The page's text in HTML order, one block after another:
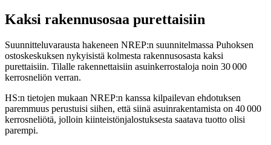
Kaksi rakennusosaa purettaisiin
Suunnitteluvarausta hakeneen NREP:n suunnitelmassa Puhoksen
ostoskeskuksen nykyisistä kolmesta rakennusosasta kaksi
purettaisiin. Tilalle rakennettaisiin asuinkerrostaloja noin 30 000
kerrosneliön verran.
HS:n tietojen mukaan NREP:n kanssa kilpailevan ehdotuksen
paremmuus perustuisi siihen, että siinä asuinrakentamista on 40 000
kerrosneliötä, jolloin kiinteistönjalostuksesta saatava tuotto olisi
parempi.